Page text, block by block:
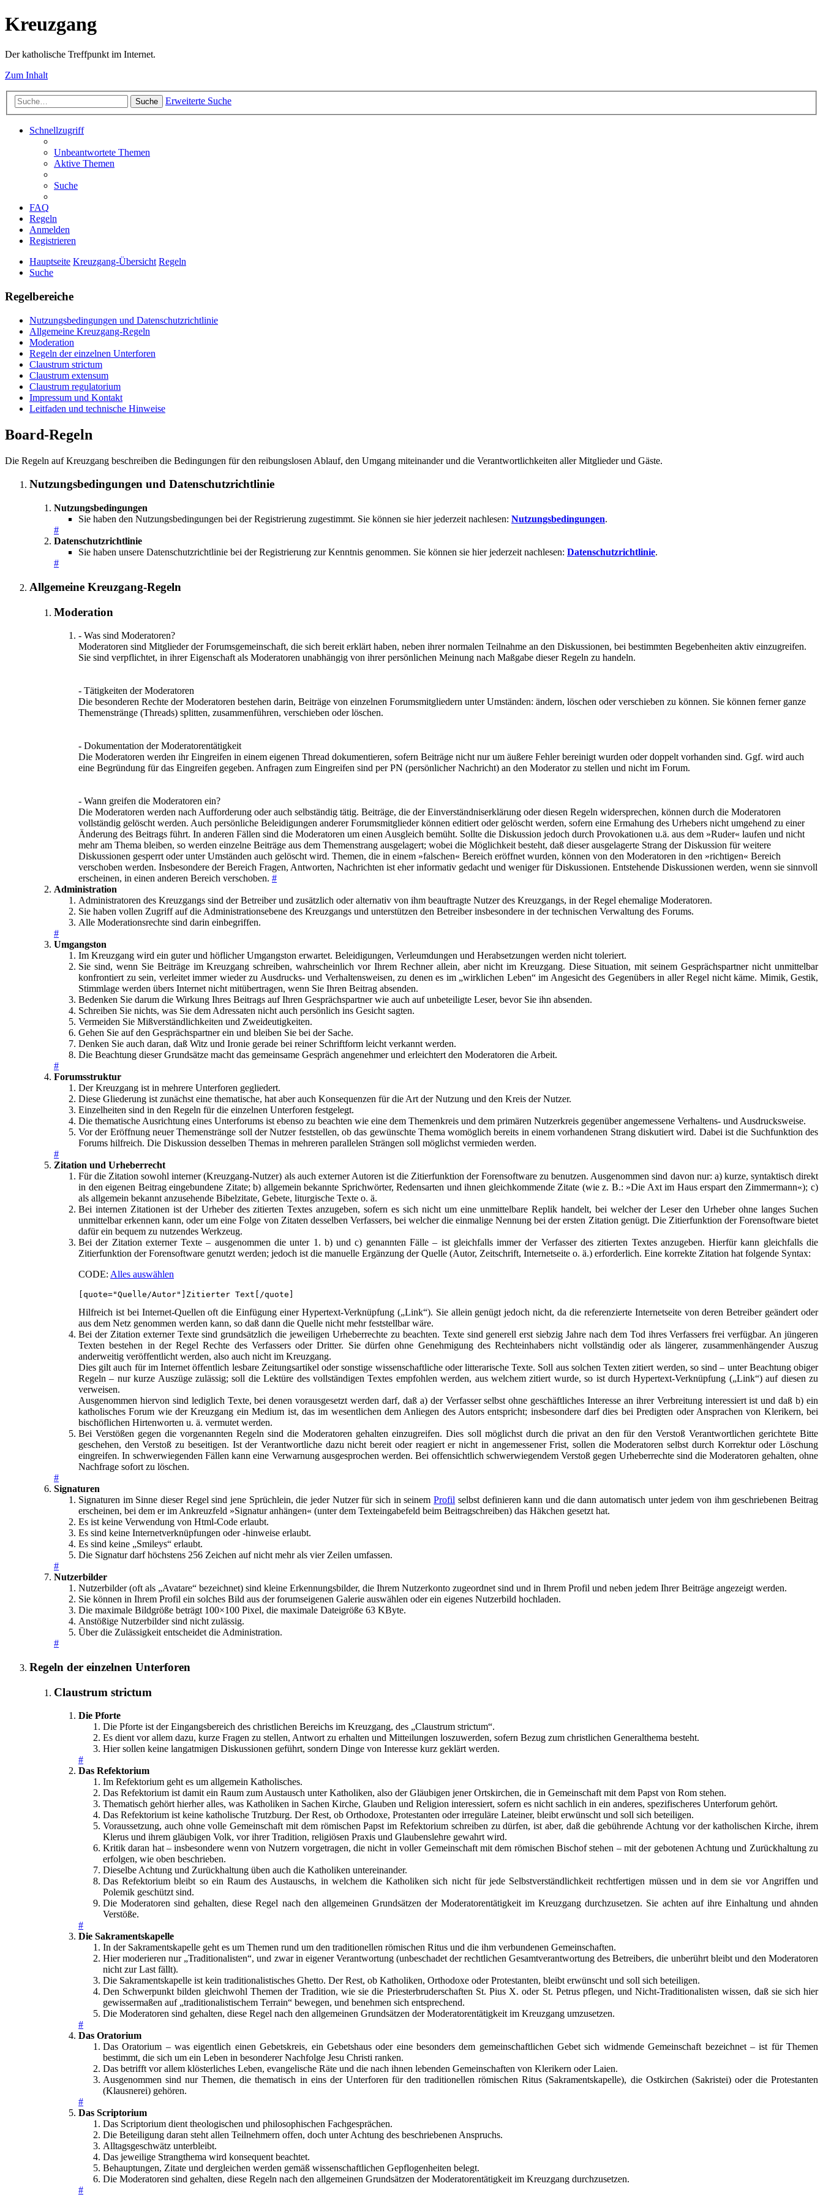
Kreuzgang
Der katholische Treffpunkt im Internet.
Zum Inhalt
Suche Erweiterte Suche
Schnellzugriff
Unbeantwortete Themen
Aktive Themen
Suche
FAQ
Regeln
Anmelden
Registrieren
Hauptseite Kreuzgang-Übersicht Regeln
Suche
Regelbereiche
Nutzungsbedingungen und Datenschutzrichtlinie
Allgemeine Kreuzgang-Regeln
Moderation
Regeln der einzelnen Unterforen
Claustrum strictum
Claustrum extensum
Claustrum regulatorium
Impressum und Kontakt
Leitfaden und technische Hinweise
Board-Regeln
Die Regeln auf Kreuzgang beschreiben die Bedingungen für den reibungslosen Ablauf, den Umgang miteinander und die Verantwortlichkeiten aller Mitglieder und Gäste.
Nutzungsbedingungen und Datenschutzrichtlinie
Nutzungsbedingungen
Sie haben den Nutzungsbedingungen bei der Registrierung zugestimmt. Sie können sie hier jederzeit nachlesen: Nutzungsbedingungen.
#
Datenschutzrichtlinie
Sie haben unsere Datenschutzrichtlinie bei der Registrierung zur Kenntnis genommen. Sie können sie hier jederzeit nachlesen: Datenschutzrichtlinie.
#
Allgemeine Kreuzgang-Regeln
Moderation
- Was sind Moderatoren?
Moderatoren sind Mitglieder der Forumsgemeinschaft, die sich bereit erklärt haben, neben ihrer normalen Teilnahme an den Diskussionen, bei bestimmten Begebenheiten aktiv einzugreifen.
Sie sind verpflichtet, in ihrer Eigenschaft als Moderatoren unabhängig von ihrer persönlichen Meinung nach Maßgabe dieser Regeln zu handeln.
- Tätigkeiten der Moderatoren
Die besonderen Rechte der Moderatoren bestehen darin, Beiträge von einzelnen Forumsmitgliedern unter Umständen: ändern, löschen oder verschieben zu können. Sie können ferner ganze
Themenstränge (Threads) splitten, zusammenführen, verschieben oder löschen.
- Dokumentation der Moderatorentätigkeit
Die Moderatoren werden ihr Eingreifen in einem eigenen Thread dokumentieren, sofern Beiträge nicht nur um äußere Fehler bereinigt wurden oder doppelt vorhanden sind. Ggf. wird auch
eine Begründung für das Eingreifen gegeben. Anfragen zum Eingreifen sind per PN (persönlicher Nachricht) an den Moderator zu stellen und nicht im Forum.
- Wann greifen die Moderatoren ein?
Die Moderatoren werden nach Aufforderung oder auch selbständig tätig. Beiträge, die der Einverständniserklärung oder diesen Regeln widersprechen, können durch die Moderatoren
vollständig gelöscht werden. Auch persönliche Beleidigungen anderer Forumsmitglieder können editiert oder gelöscht werden, sofern eine Ermahung des Urhebers nicht umgehend zu einer
Änderung des Beitrags führt. In anderen Fällen sind die Moderatoren um einen Ausgleich bemüht. Sollte die Diskussion jedoch durch Provokationen u.ä. aus dem »Ruder« laufen und nicht
mehr am Thema bleiben, so werden einzelne Beiträge aus dem Themenstrang ausgelagert; wobei die Möglichkeit besteht, daß dieser ausgelagerte Strang der Diskussion für weitere
Diskussionen gesperrt oder unter Umständen auch gelöscht wird. Themen, die in einem »falschen« Bereich eröffnet wurden, können von den Moderatoren in den »richtigen« Bereich
verschoben werden. Insbesondere der Bereich Fragen, Antworten, Nachrichten ist eher informativ gedacht und weniger für Diskussionen. Entstehende Diskussionen werden, wenn sie sinnvoll
erscheinen, in einen anderen Bereich verschoben. #
Administration
Administratoren des Kreuzgangs sind der Betreiber und zusätzlich oder alternativ von ihm beauftragte Nutzer des Kreuzgangs, in der Regel ehemalige Moderatoren.
Sie haben vollen Zugriff auf die Administrationsebene des Kreuzgangs und unterstützen den Betreiber insbesondere in der technischen Verwaltung des Forums.
Alle Moderationsrechte sind darin einbegriffen.
#
Umgangston
Im Kreuzgang wird ein guter und höflicher Umgangston erwartet. Beleidigungen, Verleumdungen und Herabsetzungen werden nicht toleriert.
Sie sind, wenn Sie Beiträge im Kreuzgang schreiben, wahrscheinlich vor Ihrem Rechner allein, aber nicht im Kreuzgang. Diese Situation, mit seinem Gesprächspartner nicht unmittelbar
konfrontiert zu sein, verleitet immer wieder zu Ausdrucks- und Verhaltensweisen, zu denen es im „wirklichen Leben“ im Angesicht des Gegenübers in aller Regel nicht käme. Mimik, Gestik,
Stimmlage werden übers Internet nicht mitübertragen, wenn Sie Ihren Beitrag absenden.
Bedenken Sie darum die Wirkung Ihres Beitrags auf Ihren Gesprächspartner wie auch auf unbeteiligte Leser, bevor Sie ihn absenden.
Schreiben Sie nichts, was Sie dem Adressaten nicht auch persönlich ins Gesicht sagten.
Vermeiden Sie Mißverständlichkeiten und Zweideutigkeiten.
Gehen Sie auf den Gesprächspartner ein und bleiben Sie bei der Sache.
Denken Sie auch daran, daß Witz und Ironie gerade bei reiner Schriftform leicht verkannt werden.
Die Beachtung dieser Grundsätze macht das gemeinsame Gespräch angenehmer und erleichtert den Moderatoren die Arbeit.
#
Forumsstruktur
Der Kreuzgang ist in mehrere Unterforen gegliedert.
Diese Gliederung ist zunächst eine thematische, hat aber auch Konsequenzen für die Art der Nutzung und den Kreis der Nutzer.
Einzelheiten sind in den Regeln für die einzelnen Unterforen festgelegt.
Die thematische Ausrichtung eines Unterforums ist ebenso zu beachten wie eine dem Themenkreis und dem primären Nutzerkreis gegenüber angemessene Verhaltens- und Ausdrucksweise.
Vor der Eröffnung neuer Themenstränge soll der Nutzer feststellen, ob das gewünschte Thema womöglich bereits in einem vorhandenen Strang diskutiert wird. Dabei ist die Suchfunktion des
Forums hilfreich. Die Diskussion desselben Themas in mehreren parallelen Strängen soll möglichst vermieden werden.
#
Zitation und Urheberrecht
Für die Zitation sowohl interner (Kreuzgang-Nutzer) als auch externer Autoren ist die Zitierfunktion der Forensoftware zu benutzen. Ausgenommen sind davon nur: a) kurze, syntaktisch direkt
in den eigenen Beitrag eingebundene Zitate; b) allgemein bekannte Sprichwörter, Redensarten und ihnen gleichkommende Zitate (wie z. B.: »Die Axt im Haus erspart den Zimmermann«); c)
als allgemein bekannt anzusehende Bibelzitate, Gebete, liturgische Texte o. ä.
Bei internen Zitationen ist der Urheber des zitierten Textes anzugeben, sofern es sich nicht um eine unmittelbare Replik handelt, bei welcher der Leser den Urheber ohne langes Suchen
unmittelbar erkennen kann, oder um eine Folge von Zitaten desselben Verfassers, bei welcher die einmalige Nennung bei der ersten Zitation genügt. Die Zitierfunktion der Forensoftware bietet
dafür ein bequem zu nutzendes Werkzeug.
Bei der Zitation externer Texte – ausgenommen die unter 1. b) und c) genannten Fälle – ist gleichfalls immer der Verfasser des zitierten Textes anzugeben. Hierfür kann gleichfalls die
Zitierfunktion der Forensoftware genutzt werden; jedoch ist die manuelle Ergänzung der Quelle (Autor, Zeitschrift, Internetseite o. ä.) erforderlich. Eine korrekte Zitation hat folgende Syntax:
CODE: Alles auswählen
[quote="Quelle/Autor"]Zitierter Text[/quote]
Hilfreich ist bei Internet-Quellen oft die Einfügung einer Hypertext-Verknüpfung („Link“). Sie allein genügt jedoch nicht, da die referenzierte Internetseite von deren Betreiber geändert oder
aus dem Netz genommen werden kann, so daß dann die Quelle nicht mehr feststellbar wäre.
Bei der Zitation externer Texte sind grundsätzlich die jeweiligen Urheberrechte zu beachten. Texte sind generell erst siebzig Jahre nach dem Tod ihres Verfassers frei verfügbar. An jüngeren
Texten bestehen in der Regel Rechte des Verfassers oder Dritter. Sie dürfen ohne Genehmigung des Rechteinhabers nicht vollständig oder als längerer, zusammenhängender Auszug
anderweitig veröffentlicht werden, also auch nicht im Kreuzgang.
Dies gilt auch für im Internet öffentlich lesbare Zeitungsartikel oder sonstige wissenschaftliche oder litterarische Texte. Soll aus solchen Texten zitiert werden, so sind – unter Beachtung obiger
Regeln – nur kurze Auszüge zulässig; soll die Lektüre des vollständigen Textes empfohlen werden, aus welchem zitiert wurde, so ist durch Hypertext-Verknüpfung („Link“) auf diesen zu
verweisen.
Ausgenommen hiervon sind lediglich Texte, bei denen vorausgesetzt werden darf, daß a) der Verfasser selbst ohne geschäftliches Interesse an ihrer Verbreitung interessiert ist und daß b) ein
katholisches Forum wie der Kreuzgang ein Medium ist, das im wesentlichen dem Anliegen des Autors entspricht; insbesondere darf dies bei Predigten oder Ansprachen von Klerikern, bei
bischöflichen Hirtenworten u. ä. vermutet werden.
Bei Verstößen gegen die vorgenannten Regeln sind die Moderatoren gehalten einzugreifen. Dies soll möglichst durch die privat an den für den Verstoß Verantwortlichen gerichtete Bitte
geschehen, den Verstoß zu beseitigen. Ist der Verantwortliche dazu nicht bereit oder reagiert er nicht in angemessener Frist, sollen die Moderatoren selbst durch Korrektur oder Löschung
eingreifen. In schwerwiegenden Fällen kann eine Verwarnung ausgesprochen werden. Bei offensichtlich schwerwiegendem Verstoß gegen Urheberrechte sind die Moderatoren gehalten, ohne
Nachfrage sofort zu löschen.
#
Signaturen
Signaturen im Sinne dieser Regel sind jene Sprüchlein, die jeder Nutzer für sich in seinemProfil selbst definieren kann und die dann automatisch unter jedem von ihm geschriebenen Beitrag
erscheinen, bei dem er im Ankreuzfeld »Signatur anhängen« (unter dem Texteingabefeld beim Beitragschreiben) das Häkchen gesetzt hat.
Es ist keine Verwendung von Html-Code erlaubt.
Es sind keine Internetverknüpfungen oder -hinweise erlaubt.
Es sind keine „Smileys“ erlaubt.
Die Signatur darf höchstens 256 Zeichen auf nicht mehr als vier Zeilen umfassen.
#
Nutzerbilder
Nutzerbilder (oft als „Avatare“ bezeichnet) sind kleine Erkennungsbilder, die Ihrem Nutzerkonto zugeordnet sind und in Ihrem Profil und neben jedem Ihrer Beiträge angezeigt werden.
Sie können in Ihrem Profil ein solches Bild aus der forumseigenen Galerie auswählen oder ein eigenes Nutzerbild hochladen.
Die maximale Bildgröße beträgt 100×100 Pixel, die maximale Dateigröße 63 KByte.
Anstößige Nutzerbilder sind nicht zulässig.
Über die Zulässigkeit entscheidet die Administration.
#
Regeln der einzelnen Unterforen
Claustrum strictum
Die Pforte
Die Pforte ist der Eingangsbereich des christlichen Bereichs im Kreuzgang, des „Claustrum strictum“.
Es dient vor allem dazu, kurze Fragen zu stellen, Antwort zu erhalten und Mitteilungen loszuwerden, sofern Bezug zum christlichen Generalthema besteht.
Hier sollen keine langatmigen Diskussionen geführt, sondern Dinge von Interesse kurz geklärt werden.
#
Das Refektorium
Im Refektorium geht es um allgemein Katholisches.
Das Refektorium ist damit ein Raum zum Austausch unter Katholiken, also der Gläubigen jener Ortskirchen, die in Gemeinschaft mit dem Papst von Rom stehen.
Thematisch gehört hierher alles, was Katholiken in Sachen Kirche, Glauben und Religion interessiert, sofern es nicht sachlich in ein anderes, spezifischeres Unterforum gehört.
Das Refektorium ist keine katholische Trutzburg. Der Rest, ob Orthodoxe, Protestanten oder irreguläre Lateiner, bleibt erwünscht und soll sich beteiligen.
Voraussetzung, auch ohne volle Gemeinschaft mit dem römischen Papst im Refektorium schreiben zu dürfen, ist aber, daß die gebührende Achtung vor der katholischen Kirche, ihrem
Klerus und ihrem gläubigen Volk, vor ihrer Tradition, religiösen Praxis und Glaubenslehre gewahrt wird.
Kritik daran hat – insbesondere wenn von Nutzern vorgetragen, die nicht in voller Gemeinschaft mit dem römischen Bischof stehen – mit der gebotenen Achtung und Zurückhaltung zu
erfolgen, wie oben beschrieben.
Dieselbe Achtung und Zurückhaltung üben auch die Katholiken untereinander.
Das Refektorium bleibt so ein Raum des Austauschs, in welchem die Katholiken sich nicht für jede Selbstverständlichkeit rechtfertigen müssen und in dem sie vor Angriffen und
Polemik geschützt sind.
Die Moderatoren sind gehalten, diese Regel nach den allgemeinen Grundsätzen der Moderatorentätigkeit im Kreuzgang durchzusetzen. Sie achten auf ihre Einhaltung und ahnden
Verstöße.
#
Die Sakramentskapelle
In der Sakramentskapelle geht es um Themen rund um den traditionellen römischen Ritus und die ihm verbundenen Gemeinschaften.
Hier moderieren nur „Traditionalisten“, und zwar in eigener Verantwortung (unbeschadet der rechtlichen Gesamtverantwortung des Betreibers, die unberührt bleibt und den Moderatoren
nicht zur Last fällt).
Die Sakramentskapelle ist kein traditionalistisches Ghetto. Der Rest, ob Katholiken, Orthodoxe oder Protestanten, bleibt erwünscht und soll sich beteiligen.
Den Schwerpunkt bilden gleichwohl Themen der Tradition, wie sie die Priesterbruderschaften St. Pius X. oder St. Petrus pflegen, und Nicht-Traditionalisten wissen, daß sie sich hier
gewissermaßen auf „traditionalistischem Terrain“ bewegen, und benehmen sich entsprechend.
Die Moderatoren sind gehalten, diese Regel nach den allgemeinen Grundsätzen der Moderatorentätigkeit im Kreuzgang umzusetzen.
#
Das Oratorium
Das Oratorium – was eigentlich einen Gebetskreis, ein Gebetshaus oder eine besonders dem gemeinschaftlichen Gebet sich widmende Gemeinschaft bezeichnet – ist für Themen
bestimmt, die sich um ein Leben in besonderer Nachfolge Jesu Christi ranken.
Das betrifft vor allem klösterliches Leben, evangelische Räte und die nach ihnen lebenden Gemeinschaften von Klerikern oder Laien.
Ausgenommen sind nur Themen, die thematisch in eins der Unterforen für den traditionellen römischen Ritus (Sakramentskapelle), die Ostkirchen (Sakristei) oder die Protestanten
(Klausnerei) gehören.
#
Das Scriptorium
Das Scriptorium dient theologischen und philosophischen Fachgesprächen.
Die Beteiligung daran steht allen Teilnehmern offen, doch unter Achtung des beschriebenen Anspruchs.
Alltagsgeschwätz unterbleibt.
Das jeweilige Strangthema wird konsequent beachtet.
Behauptungen, Zitate und dergleichen werden gemäß wissenschaftlichen Gepflogenheiten belegt.
Die Moderatoren sind gehalten, diese Regeln nach den allgemeinen Grundsätzen der Moderatorentätigkeit im Kreuzgang durchzusetzen.
#